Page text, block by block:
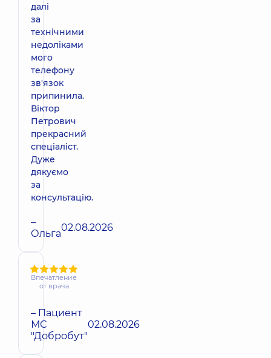
далі
за
технічними
недоліками
мого
телефону
зв'язок
припинила.
Віктор
Петрович
прекрасний
спеціаліст.
Дуже
дякуємо
за
консультацію.
–
Ольга02.08.2026
Впечатление
от врача
– Пациент
МС
"Добробут"
02.08.2026